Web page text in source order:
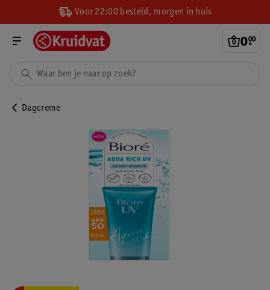
Voor 22:00 besteld, morgen in huis
0.
00
Dagcreme